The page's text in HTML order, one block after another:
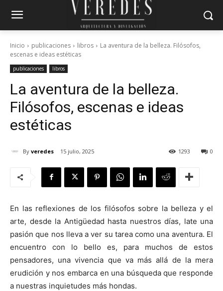
Inicio publicaciones libros
La aventura de la belleza. Filósofos,
escenas e ideas estéticas
publicaciones libros
La aventura de la belleza.
Filósofos, escenas e ideas
estéticas
By veredes 15 julio, 2025 0
1293
En las reflexiones de los filósofos sobre la belleza y el
arte, desde la Antigüedad hasta nuestros días, late una
pasión que nos lleva a ver su tarea como una aventura. El
encuentro con lo bello es, para muchos de estos
pensadores, una vivencia que va más allá de la mera
erudición y nos embarca en una búsqueda que responde
a nuestras inquietudes más hondas.